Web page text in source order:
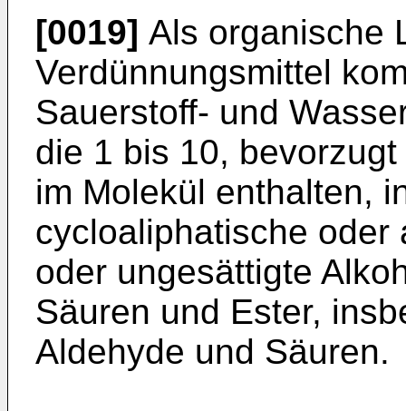
[0019] Als organische
Verdünnungsmittel
Sauerstoff- und
die 1 bis 10,
im Molekül enthalten,
cycloaliphatische oder
oder ungesättigte
Säuren und Ester,
Aldehyde und Säuren.